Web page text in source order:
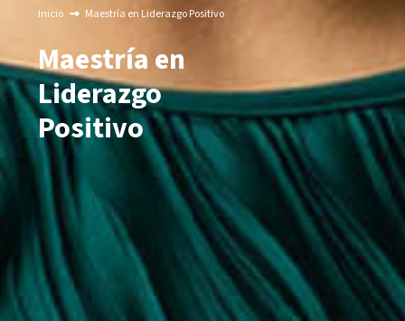
Inicio Maestría en Liderazgo Positivo
Maestría en
Liderazgo
Positivo